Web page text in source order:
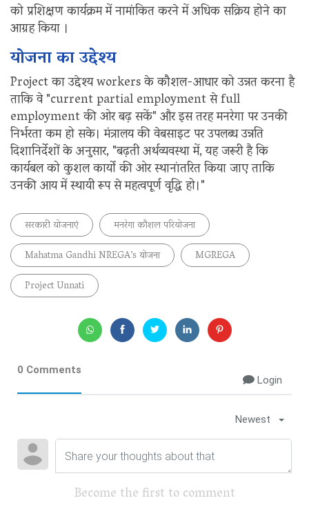
को प्रशिक्षण कार्यक्रम में नामांकित करने में अधिक सक्रिय होने का
आग्रह किया ।
योजना का उद्देश्य
Project का उद्देश्य workers के कौशल-आधार को उन्नत करना है
ताकि वे "current partial employment से full
employment की ओर बढ़ सकें" और इस तरह मनरेगा पर उनकी
निर्भरता कम हो सके। मंत्रालय की वेबसाइट पर उपलब्ध उन्नति
दिशानिर्देशों के अनुसार, "बढ़ती अर्थव्यवस्था में, यह जरूरी है कि
कार्यबल को कुशल कार्यों की ओर स्थानांतरित किया जाए ताकि
उनकी आय में स्थायी रूप से महत्वपूर्ण वृद्धि हो।"
सरकारी योजनाएं
मनरेगा कौशल परियोजना
Mahatma Gandhi NREGA’s योजना
MGREGA
Project Unnati
0 Comments
Login
Newest
Become the first to comment